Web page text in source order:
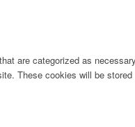
are categorized as
These cookies will be